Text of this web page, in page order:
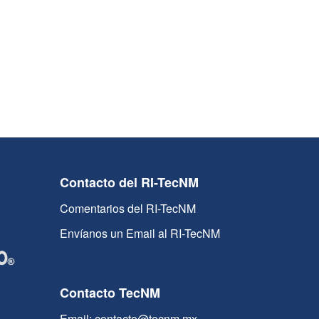
Contacto del RI-TecNM
Comentarios del RI-TecNM
Envíanos un Email al RI-TecNM
Contacto TecNM